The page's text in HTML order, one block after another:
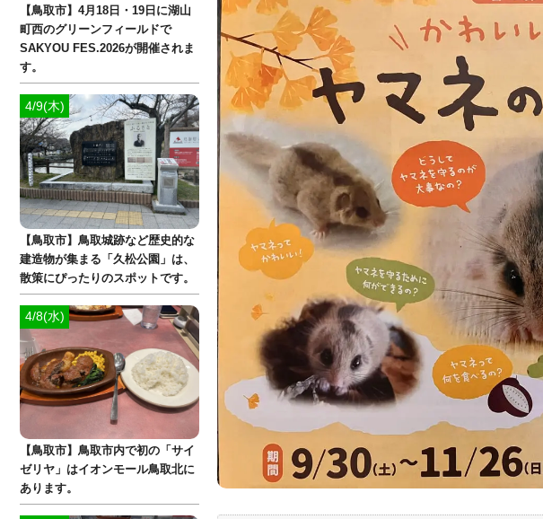
【鳥取市】4月18日・19日に湖山
町西のグリーンフィールドで
SAKYOU FES.2026が開催されま
す。
4/9(木)
【鳥取市】鳥取城跡など歴史的な
建造物が集まる「久松公園」は、
散策にぴったりのスポットです。
4/8(水)
【鳥取市】鳥取市内で初の「サイ
ゼリヤ」はイオンモール鳥取北に
あります。